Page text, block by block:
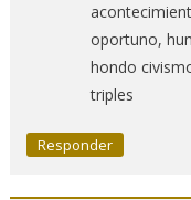
oportuno,
hondo
triples
Responder